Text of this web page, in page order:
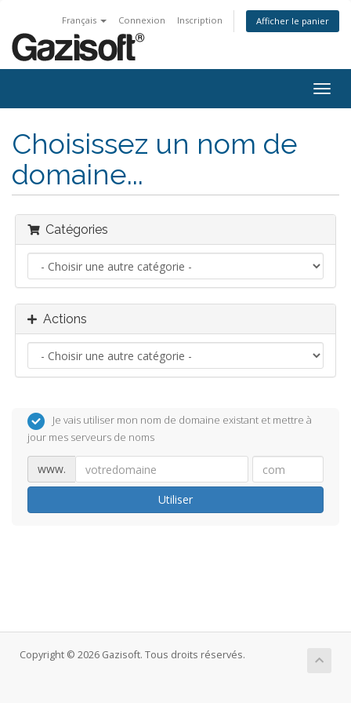
Français Connexion Inscription Afficher le panier
la
Choisissez un nom de
domaine...
Catégories
Actions
Je vais utiliser mon nom de domaine existant et mettre à
jour mes serveurs de noms
www.
Utiliser
Copyright © 2026 Gazisoft. Tous droits réservés.